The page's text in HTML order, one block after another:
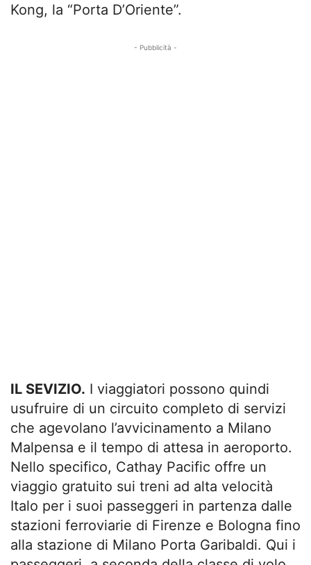
Kong, la “Porta D’Oriente”.
- Pubblicità -
IL SEVIZIO. I viaggiatori possono quindi
usufruire di un circuito completo di servizi
che agevolano l’avvicinamento a Milano
Malpensa e il tempo di attesa in aeroporto.
Nello specifico, Cathay Pacific offre un
viaggio gratuito sui treni ad alta velocità
Italo per i suoi passeggeri in partenza dalle
stazioni ferroviarie di Firenze e Bologna fino
alla stazione di Milano Porta Garibaldi. Qui i